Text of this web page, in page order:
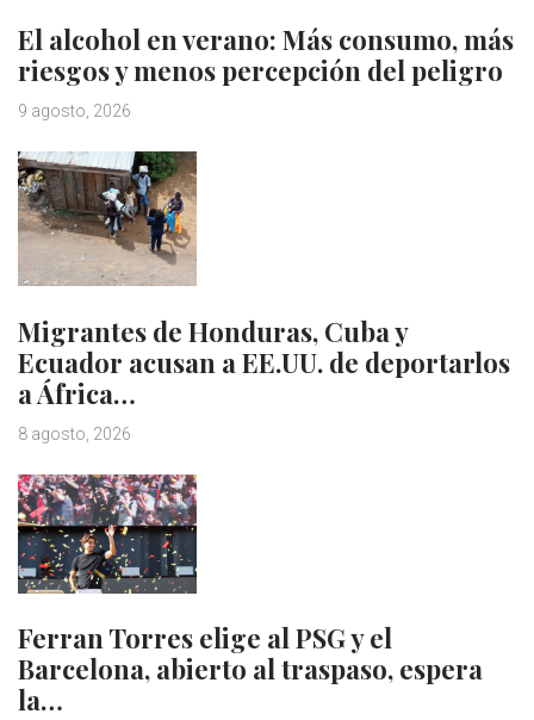
El alcohol en verano: Más consumo, más
riesgos y menos percepción del peligro
9 agosto, 2026
Migrantes de Honduras, Cuba y
Ecuador acusan a EE.UU. de deportarlos
a África…
8 agosto, 2026
Ferran Torres elige al PSG y el
Barcelona, abierto al traspaso, espera
la…